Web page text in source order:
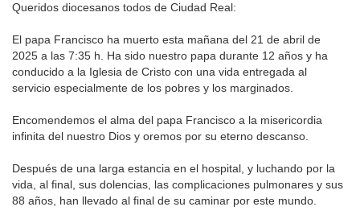
Queridos diocesanos todos de Ciudad Real:
El papa Francisco ha muerto esta mañana del 21 de abril de
2025 a las 7:35 h. Ha sido nuestro papa durante 12 años y ha
conducido a la Iglesia de Cristo con una vida entregada al
servicio especialmente de los pobres y los marginados.
Encomendemos el alma del papa Francisco a la misericordia
infinita del nuestro Dios y oremos por su eterno descanso.
Después de una larga estancia en el hospital, y luchando por la
vida, al final, sus dolencias, las complicaciones pulmonares y sus
88 años, han llevado al final de su caminar por este mundo.